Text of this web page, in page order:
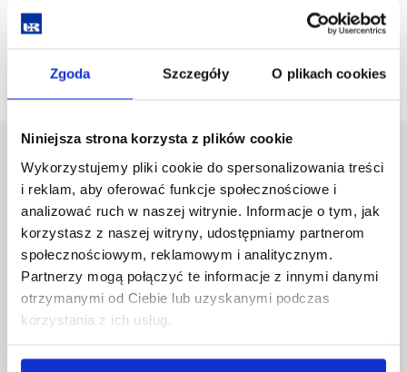
Zgoda Szczegóły O plikach cookies
Niniejsza strona korzysta z plików cookie
Wykorzystujemy pliki cookie do spersonalizowania treści
i reklam, aby oferować funkcje społecznościowe i
analizować ruch w naszej witrynie. Informacje o tym, jak
korzystasz z naszej witryny, udostępniamy partnerom
społecznościowym, reklamowym i analitycznym.
Partnerzy mogą połączyć te informacje z innymi danymi
otrzymanymi od Ciebie lub uzyskanymi podczas
korzystania z ich usług.
adres e-mail: rekrutacja.wmuz@ur.edu.pl
Uniwersytet Rzeszowski
Al. Tadeusza Rejtana 16C
35-959 Rzeszów
Pomiń
nawigację
przejdź
do
Polityka prywatności
Mapa serwisu
Biblioteka
Wydawnictwo
Covid info